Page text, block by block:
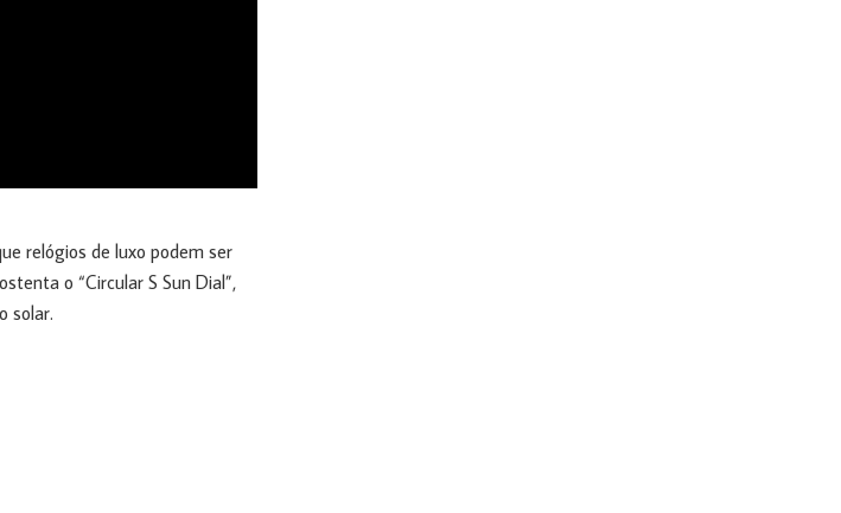
relógios de luxo podem ser
o “Circular S Sun Dial”,
solar.